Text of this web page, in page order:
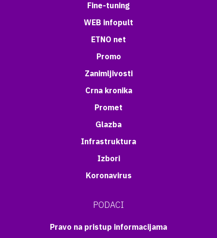
Fine-tuning
WEB infopult
ETNO net
Promo
Zanimljivosti
Crna kronika
Promet
Glazba
Infrastruktura
Izbori
Koronavirus
PODACI
Pravo na pristup informacijama